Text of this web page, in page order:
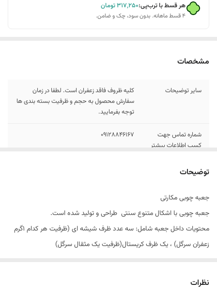
هر قسط با ترب‌پی:۳۱۷٬۲۵۰تومان
۴ قسط ماهانه. بدون سود، چک و ضامن.
مشخصات
سایر توضیحات
کلیه ظروف فاقد زعفران است. لطفا در زمان
سفارش محصول به حجم و ظرفیت بسته بندی ها
توجه بفرمایید.
شماره تماس جهت
کسب اطلاعات بیشتر
09128846167
توضیحات
جعبه چوبی مکارتی
جعبه چوبی با اشکال متنوع سنتی طراحی و تولید شده است.
محتویات داخل جعبه شامل: سه عدد ظرف شیشه ای (ظرفیت هر کدام ۱گرم
زعفران سرگل) ، یک ظرف کریستال(ظرفیت یک مثقال سرگل)
نظرات